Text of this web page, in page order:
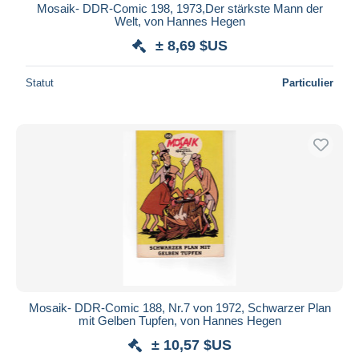
Mosaik- DDR-Comic 198, 1973,Der stärkste Mann der
Welt, von Hannes Hegen
± 8,69 $US
Statut Particulier
Mosaik- DDR-Comic 188, Nr.7 von 1972, Schwarzer Plan
mit Gelben Tupfen, von Hannes Hegen
± 10,57 $US